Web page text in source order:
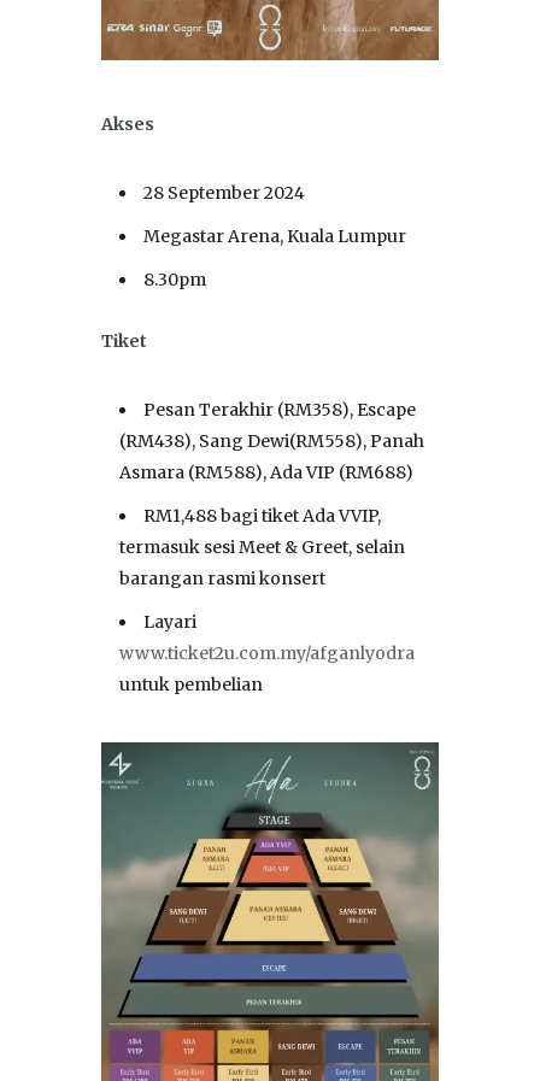
Akses
28 September 2024
Megastar Arena, Kuala Lumpur
8.30pm
Tiket
Pesan Terakhir (RM358), Escape
(RM438), Sang Dewi(RM558), Panah
Asmara (RM588), Ada VIP (RM688)
RM1,488 bagi tiket Ada VVIP,
termasuk sesi Meet & Greet, selain
barangan rasmi konsert
Layari
www.ticket2u.com.my/afganlyodra
untuk pembelian